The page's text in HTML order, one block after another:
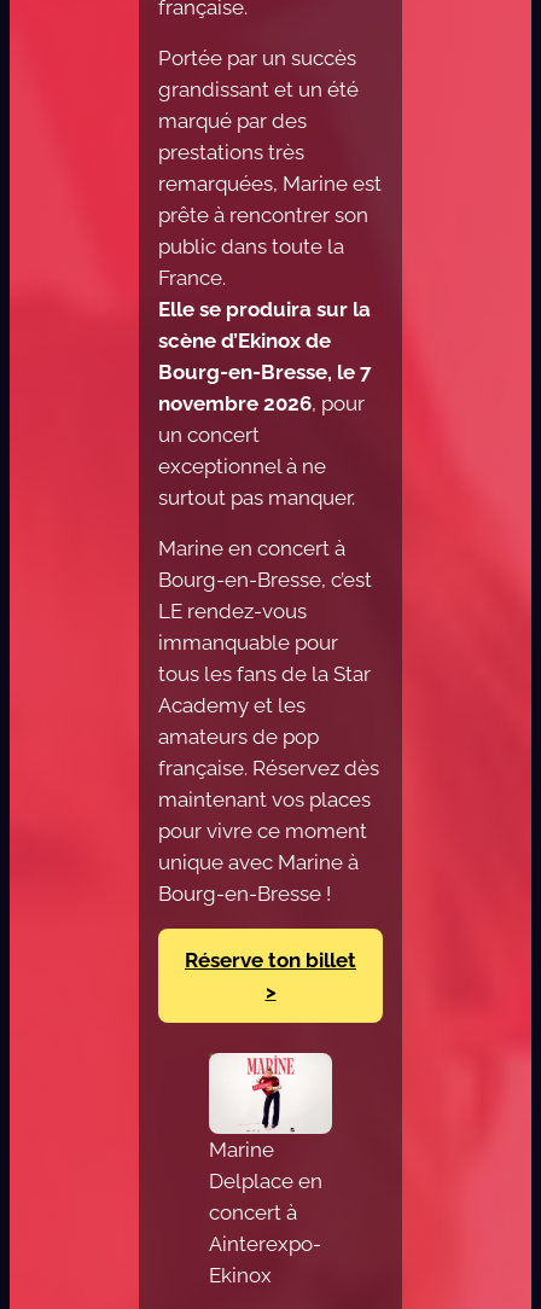
française.
Portée par un succès
grandissant et un été
marqué par des
prestations très
remarquées, Marine est
prête à rencontrer son
public dans toute la
France.
Elle se produira sur la
scène d’Ekinox de
Bourg-en-Bresse, le 7
novembre 2026, pour
un concert
exceptionnel à ne
surtout pas manquer.
Marine en concert à
Bourg-en-Bresse, c’est
LE rendez-vous
immanquable pour
tous les fans de la Star
Academy et les
amateurs de pop
française. Réservez dès
maintenant vos places
pour vivre ce moment
unique avec Marine à
Bourg-en-Bresse !
Réserve ton billet
>
Marine
Delplace en
concert à
Ainterexpo-
Ekinox